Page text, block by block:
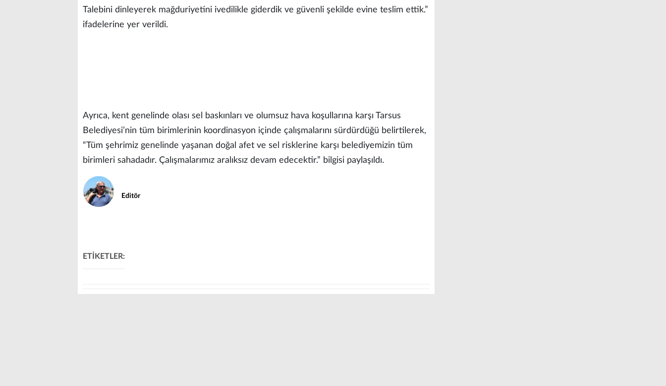
Talebini dinleyerek mağduriyetini ivedilikle giderdik ve güvenli şekilde evine teslim ettik.”
ifadelerine yer verildi.
Ayrıca, kent genelinde olası sel baskınları ve olumsuz hava koşullarına karşı Tarsus
Belediyesi’nin tüm birimlerinin koordinasyon içinde çalışmalarını sürdürdüğü belirtilerek,
“Tüm şehrimiz genelinde yaşanan doğal afet ve sel risklerine karşı belediyemizin tüm
birimleri sahadadır. Çalışmalarımız aralıksız devam edecektir.” bilgisi paylaşıldı.
Editör
ETİKETLER: